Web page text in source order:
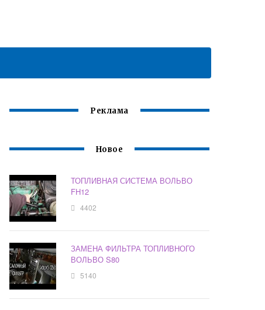
Реклама
Новое
ТОПЛИВНАЯ СИСТЕМА ВОЛЬВО
FH12
4402
ЗАМЕНА ФИЛЬТРА ТОПЛИВНОГО
ВОЛЬВО S80
5140